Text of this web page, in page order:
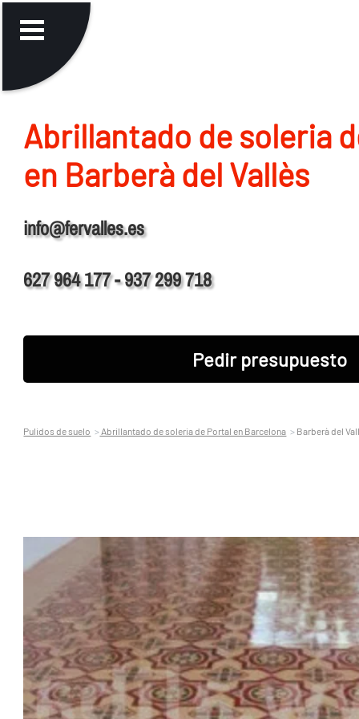
Abrillantado de soleria
en Barberà del Vallès
info@fervalles.es
627 964 177 - 937 299 718
Pedir presupuesto
Pulidos de suelo Abrillantado de soleria de Portal en Barcelona Barberà del